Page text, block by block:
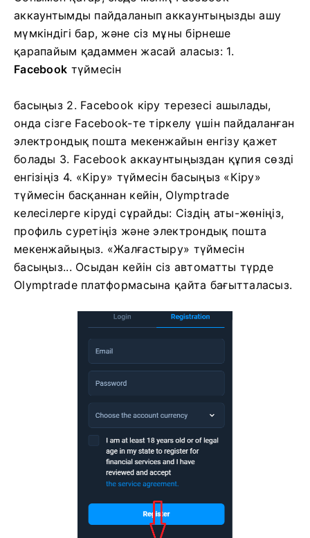
аккаунтымды пайдаланып аккаунтыңызды ашу
мүмкіндігі бар, және сіз мұны бірнеше
қарапайым қадаммен жасай аласыз: 1.
Facebook түймесін
басыңыз 2. Facebook кіру терезесі ашылады,
онда сізге Facebook-те тіркелу үшін пайдаланған
электрондық пошта мекенжайын енгізу қажет
болады 3. Facebook аккаунтыңыздан құпия сөзді
енгізіңіз 4. «Кіру» түймесін басыңыз «Кіру»
түймесін басқаннан кейін, Olymptrade
келесілерге кіруді сұрайды: Сіздің аты-жөніңіз,
профиль суретіңіз және электрондық пошта
мекенжайыңыз. «Жалғастыру» түймесін
басыңыз... Осыдан кейін сіз автоматты түрде
Olymptrade платформасына қайта бағытталасыз.